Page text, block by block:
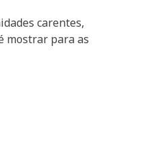
carentes,
mostrar para as